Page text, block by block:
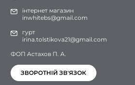
інтернет магазин
inwhitebs@gmail.com
гурт
irina.tolstikova21@gmail.com
ФОП Астахов П. А.
ЗВОРОТНІЙ ЗВ'ЯЗОК